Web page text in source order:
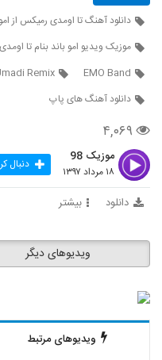
593
۱,۶۱۹ بازدید
595
۳,۰۵۴ بازدید
596
597
دانلود آهنگ تا اومدی رمیکس از
موزیک ویدیو امو باند بنام تا
EMO Band
Remix
دانلود آهنگ های پاپ
۴,۰۶۹
موزیک 98
۱۸ مرداد ۱۳۹۷ دنبال
دانلود بیشتر
ویدیوهای دیگر
ویدیوهای مرتبط